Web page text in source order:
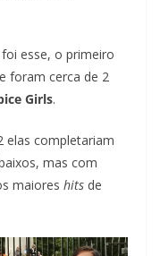
esse, o primeiro
foram cerca de 2
Girls.
elas completariam
mas com
maiores hits de